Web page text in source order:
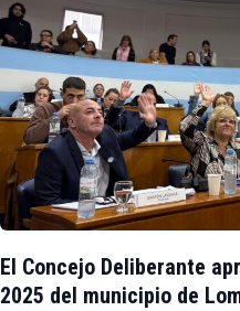
El Concejo Deliberante
2025 del municipio de